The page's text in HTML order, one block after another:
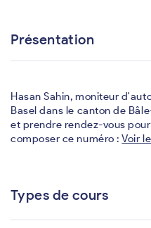
Présentation
Hasan Sahin, moniteur
Basel dans le canton de
et prendre rendez-vous
composer ce numéro :Voir
Types de cours